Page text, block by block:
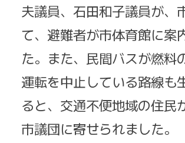
夫議員、石田和子議員が、
て、避難者が市体育館に案
た。また、民間バスが燃料
運転を中止している路線も
ると、交通不便地域の住民
市議団に寄せられました。